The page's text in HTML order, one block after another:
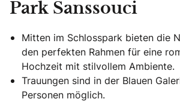
Park Sanssouci
Mitten im Schlosspark bieten die
den perfekten Rahmen für eine
Hochzeit mit stilvollem Ambiente.
Trauungen sind in der Blauen
Personen möglich.